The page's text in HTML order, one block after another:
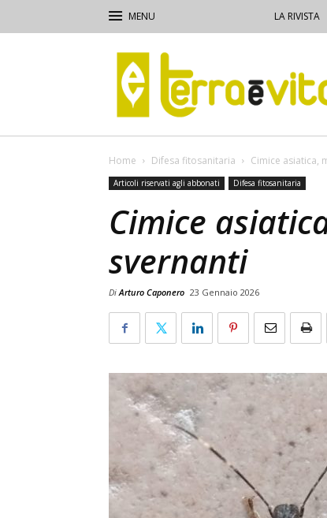
LA RIVISTA
Terra
e
Vita
Home Difesa fitosanitaria Cimice asiatica,
Articoli riservati agli abbonati Difesa fitosanitaria
Cimice
svernanti
DiArturo Caponero 23 Gennaio 2026